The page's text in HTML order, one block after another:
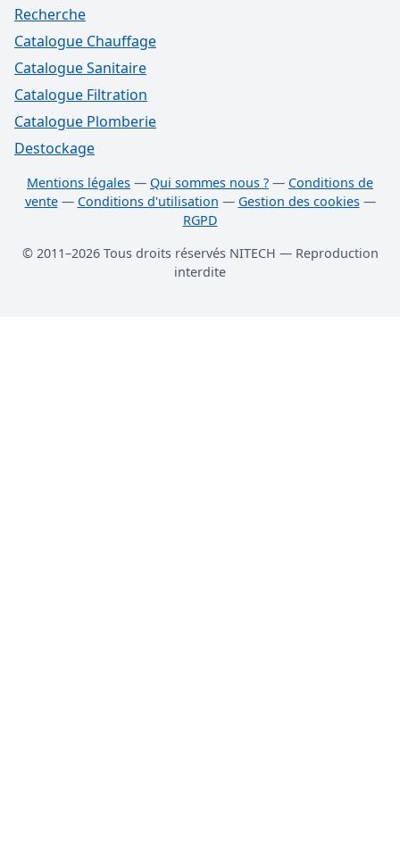
Recherche
Catalogue Chauffage
Catalogue Sanitaire
Catalogue Filtration
Catalogue Plomberie
Destockage
Mentions légales — Qui sommes nous ? — Conditions de
vente— Conditions d'utilisation — Gestion des cookies—
RGPD
© 2011–2026 Tous droits réservés NITECH — Reproduction
interdite